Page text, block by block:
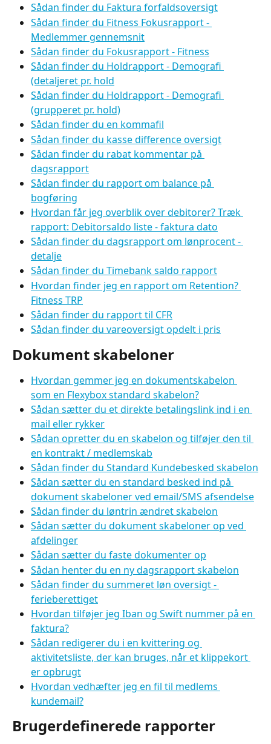
Sådan finder du Faktura forfaldsoversigt
Sådan finder du Fitness Fokusrapport -
Medlemmer gennemsnit
Sådan finder du Fokusrapport - Fitness
Sådan finder du Holdrapport - Demografi
(detaljeret pr. hold
Sådan finder du Holdrapport - Demografi
(grupperet pr. hold)
Sådan finder du en kommafil
Sådan finder du kasse difference oversigt
Sådan finder du rabat kommentar på
dagsrapport
Sådan finder du rapport om balance på
bogføring
Hvordan får jeg overblik over debitorer? Træk
rapport: Debitorsaldo liste - faktura dato
Sådan finder du dagsrapport om lønprocent -
detalje
Sådan finder du Timebank saldo rapport
Hvordan finder jeg en rapport om Retention?
Fitness TRP
Sådan finder du rapport til CFR
Sådan finder du vareoversigt opdelt i pris
Dokument skabeloner
Hvordan gemmer jeg en dokumentskabelon
som en Flexybox standard skabelon?
Sådan sætter du et direkte betalingslink ind i en
mail eller rykker
Sådan opretter du en skabelon og tilføjer den til
en kontrakt / medlemskab
Sådan finder du Standard Kundebesked skabelon
Sådan sætter du en standard besked ind på
dokument skabeloner ved email/SMS afsendelse
Sådan finder du løntrin ændret skabelon
Sådan sætter du dokument skabeloner op ved
afdelinger
Sådan sætter du faste dokumenter op
Sådan henter du en ny dagsrapport skabelon
Sådan finder du summeret løn oversigt -
ferieberettiget
Hvordan tilføjer jeg Iban og Swift nummer på en
faktura?
Sådan redigerer du i en kvittering og
aktivitetsliste, der kan bruges, når et klippekort
er opbrugt
Hvordan vedhæfter jeg en fil til medlems
kundemail?
Brugerdefinerede rapporter